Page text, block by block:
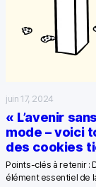
juin 17, 2024
« L’avenir
mode – voici
des cookies
Points-clés à retenir :
élément essentiel de